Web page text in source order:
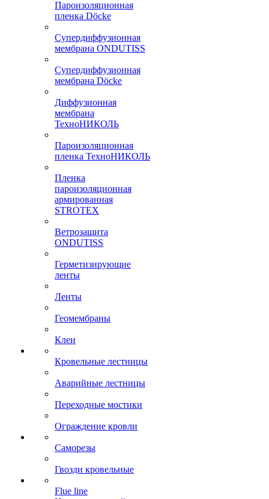
Пароизоляционная
пленка Döcke
Супердиффузионная
мембрана ONDUTISS
Супердиффузионная
мембрана Döcke
Диффузионная
мембрана
ТехноНИКОЛЬ
Пароизоляционная
пленка ТехноНИКОЛЬ
Пленка
пароизоляционная
армированная
STROTEX
Ветрозащита
ONDUTISS
Герметизирующие
ленты
Ленты
Геомембраны
Клеи
Кровельные лестницы
Аварийные лестницы
Переходные мостики
Ограждение кровли
Саморезы
Гвозди кровельные
Flue line